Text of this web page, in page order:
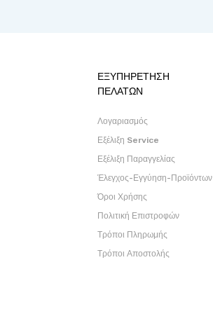
ΕΞΥΠΗΡΕΤΗΣΗ
ΠΕΛΑΤΩΝ
Λογαριασμός
Εξέλιξη Service
Εξέλιξη Παραγγελίας
Έλεγχος-Εγγύηση-Προϊόντων
Όροι Χρήσης
Πολιτική Επιστροφών
Τρόποι Πληρωμής
Τρόποι Αποστολής